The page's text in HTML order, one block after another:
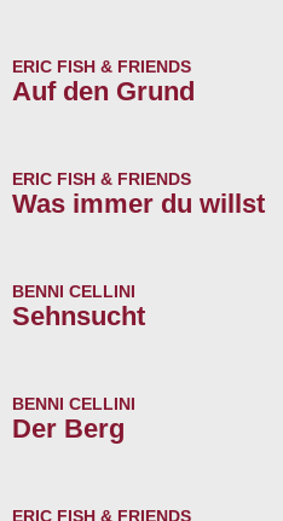
ERIC FISH & FRIENDS
Auf den Grund
ERIC FISH & FRIENDS
Was immer du willst
BENNI CELLINI
Sehnsucht
BENNI CELLINI
Der Berg
ERIC FISH & FRIENDS